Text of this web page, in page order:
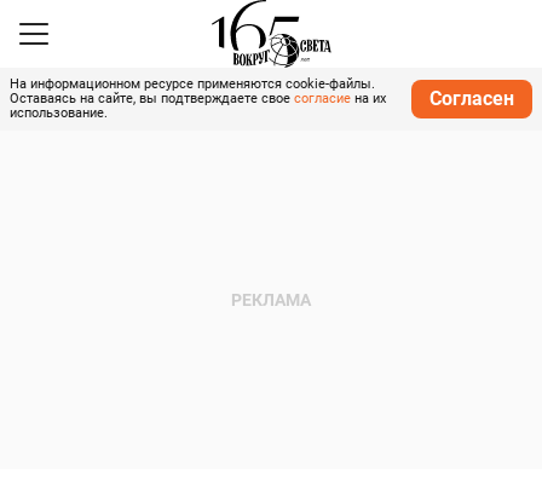
На информационном ресурсе применяются cookie-файлы.
Оставаясь на сайте, вы подтверждаете свое согласие на их
использование.
Согласен